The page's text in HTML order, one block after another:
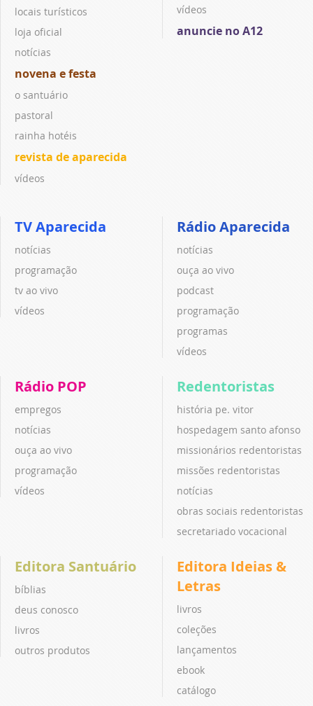
locais turísticos
loja oficial
notícias
novena e festa
o santuário
pastoral
rainha hotéis
revista de aparecida
vídeos
vídeos
anuncie no A12
TV Aparecida
notícias
programação
tv ao vivo
vídeos
Rádio Aparecida
notícias
ouça ao vivo
podcast
programação
programas
vídeos
Rádio POP
empregos
notícias
ouça ao vivo
programação
vídeos
Redentoristas
história pe. vitor
hospedagem santo afonso
missionários redentoristas
missões redentoristas
notícias
obras sociais redentoristas
secretariado vocacional
Editora Santuário
bíblias
deus conosco
livros
outros produtos
Editora Ideias &
Letras
livros
coleções
lançamentos
ebook
catálogo